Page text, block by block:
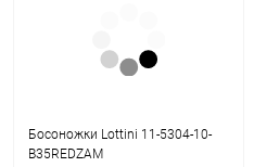
Босоножки Lottini 11-5304-10-
B35REDZAM